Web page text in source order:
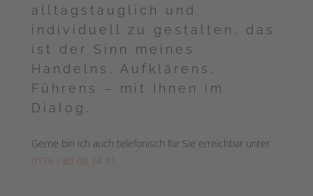
alltagstauglich und
individuell zu gestalten, das
ist der Sinn meines
Handelns, Aufklärens,
Führens – mit Ihnen im
Dialog.
Gerne bin ich auch telefonisch für Sie erreichbar unter
0176 / 80 08 14 11 .